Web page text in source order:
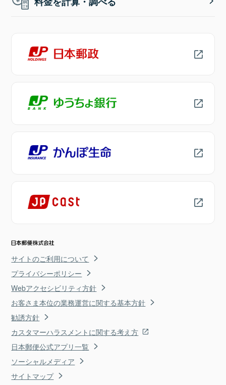
サイトのご利用について
プライバシーポリシー
Webアクセシビリティ方針
お客さま本位の業務運営に関する基本方針
勧誘方針
カスタマーハラスメントに関する考え方
日本郵便公式アプリ一覧
ソーシャルメディア
サイトマップ